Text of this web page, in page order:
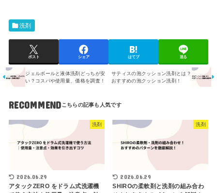
洗剤
ポスト シェア はてブ 送る
ジェルボールと液体洗剤どっちが安
い？コスパや使用量、価格を調査！
サティスの泡クッション洗剤とは？
おすすめの泡クッション洗剤！
RECOMMEND
洗剤
2026.06.29
アタックZERO をドラム式洗濯機
洗剤
2026.06.29
SHIROの柔軟剤と洗剤の組み合わ